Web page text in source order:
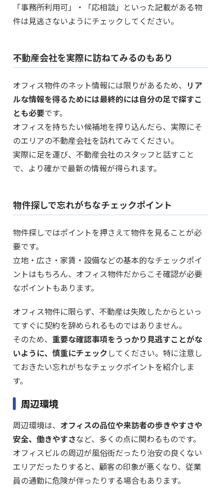
「事務所利用可」・「応相談」といった記載がある物
件は見逃さないようにチェックしてください。
不動産会社を実際に訪ねてみるのもあり
オフィス物件のネット情報には限りがあるため、 リア
ルな情報を得るためには最終的には自分の足で探すこ
とも必要です。
オフィスを持ちたい候補地を搾り込んだら、実際にそ
のエリアの不動産会社を訪れてみてください。
実際に足を運び、不動産会社のスタッフと話すこと
で、より確かで最新の情報が得られます。
物件探しで忘れがちなチェックポイント
物件探しではポイントを押さえて物件を見ることが必
要です。
立地・広さ・家賃・設備などの基本的なチェックポイ
ントはもちろん、オフィス物件だからこそ確認が必要
なポイントもあります。
オフィス物件に限らず、不動産は失敗したからといっ
てすぐに契約を辞められるものではありません。
そのため、 重要な確認事項をうっかり見逃すことがな
いように、慎重にチェックしてください。特に注意し
ておきたい忘れがちなチェックポイントを紹介しま
す。
周辺環境
周辺環境は、 オフィスの品位や来訪者の歩きやすさや
安全、働きやすさなど、多くの点に関わるものです。
オフィスビルの周辺が風俗街だったり治安の良くない
エリアだったりすると、顧客の印象が悪くなり、従業
員の通勤に危険が伴ったりする場合もあります。